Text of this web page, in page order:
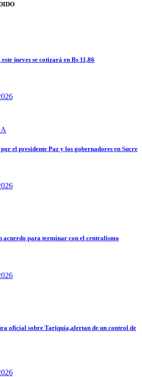
jueves se cotizará en Bs 11,86
el presidente Paz y los gobernadores en Sucre
acuerdo para terminar con el centralismo
oficial sobre Tariquía,alertan de un control de